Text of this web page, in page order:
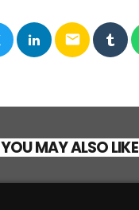
email
YOU MAY ALSO LIKE